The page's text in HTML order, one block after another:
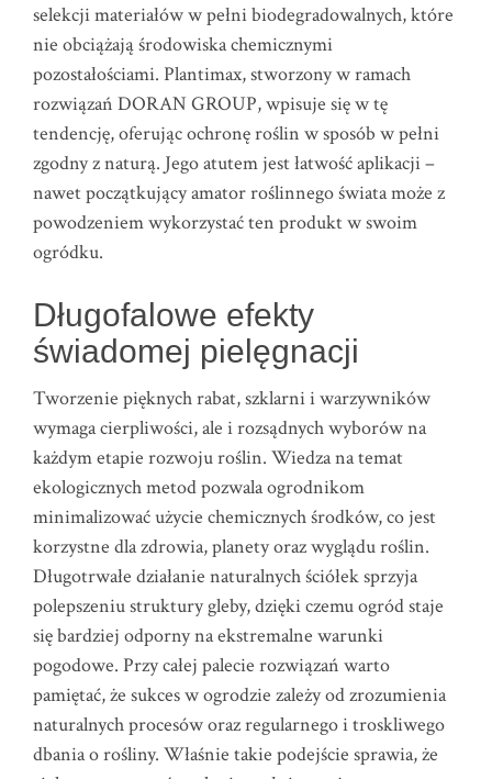
selekcji materiałów w pełni biodegradowalnych, które
nie obciążają środowiska chemicznymi
pozostałościami. Plantimax, stworzony w ramach
rozwiązań DORAN GROUP, wpisuje się w tę
tendencję, oferując ochronę roślin w sposób w pełni
zgodny z naturą. Jego atutem jest łatwość aplikacji –
nawet początkujący amator roślinnego świata może z
powodzeniem wykorzystać ten produkt w swoim
ogródku.
Długofalowe efekty
świadomej pielęgnacji
Tworzenie pięknych rabat, szklarni i warzywników
wymaga cierpliwości, ale i rozsądnych wyborów na
każdym etapie rozwoju roślin. Wiedza na temat
ekologicznych metod pozwala ogrodnikom
minimalizować użycie chemicznych środków, co jest
korzystne dla zdrowia, planety oraz wyglądu roślin.
Długotrwałe działanie naturalnych ściółek sprzyja
polepszeniu struktury gleby, dzięki czemu ogród staje
się bardziej odporny na ekstremalne warunki
pogodowe. Przy całej palecie rozwiązań warto
pamiętać, że sukces w ogrodzie zależy od zrozumienia
naturalnych procesów oraz regularnego i troskliwego
dbania o rośliny. Właśnie takie podejście sprawia, że